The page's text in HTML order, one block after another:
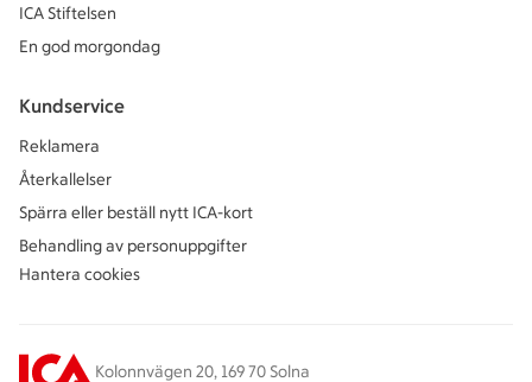
ICA Stiftelsen
En god morgondag
Kundservice
Reklamera
Återkallelser
Spärra eller beställ nytt ICA-kort
Behandling av personuppgifter
Hantera cookies
Kolonnvägen 20, 169 70 Solna